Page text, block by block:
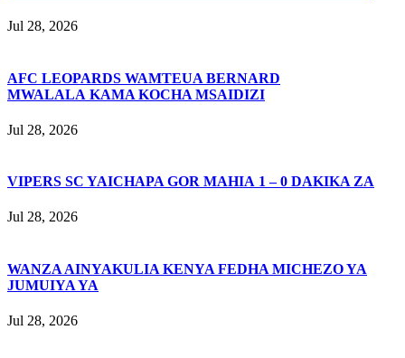
Jul 28, 2026
AFC LEOPARDS WAMTEUA BERNARD
MWALALA KAMA KOCHA MSAIDIZI
Jul 28, 2026
VIPERS SC YAICHAPA GOR MAHIA 1 – 0 DAKIKA ZA
Jul 28, 2026
WANZA AINYAKULIA KENYA FEDHA MICHEZO YA
JUMUIYA YA
Jul 28, 2026